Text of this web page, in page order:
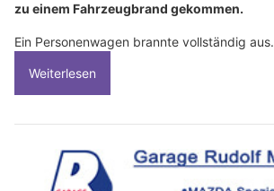
zu einem Fahrzeugbrand gekommen.
Ein Personenwagen brannte vollständig aus.
Weiterlesen